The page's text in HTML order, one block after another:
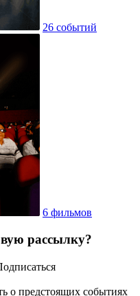
26 событий
6 фильмов
рассылку?
о предстоящих событиях